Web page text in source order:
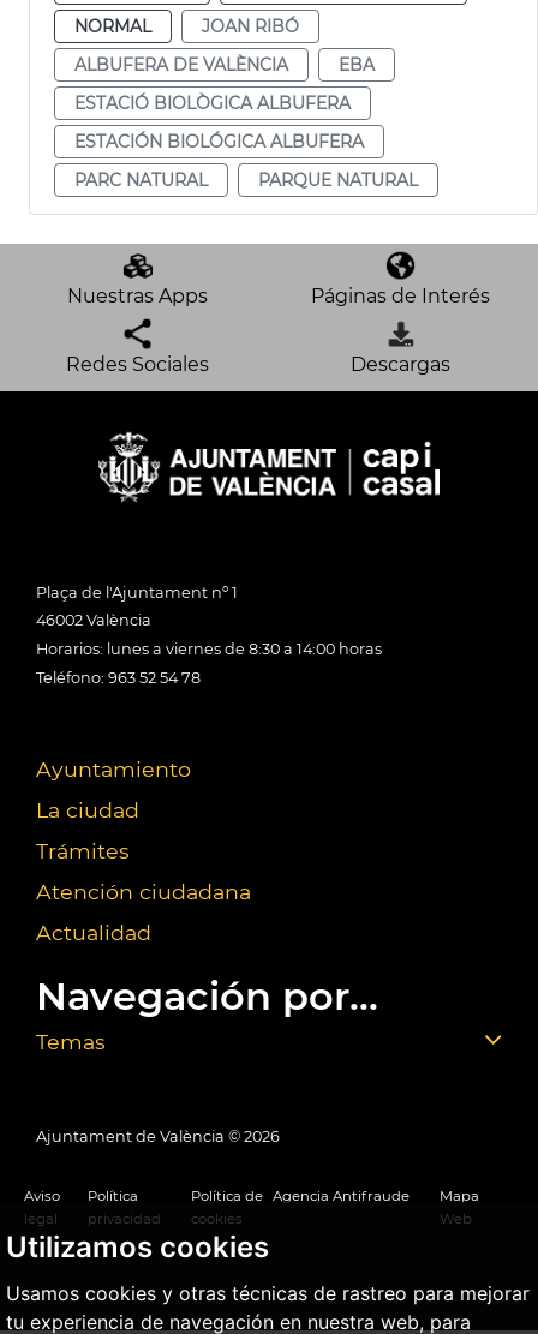
Utilizamos cookies
Usamos cookies y otras técnicas de rastreo para mejorar
tu experiencia de navegación en nuestra web, para
NORMAL
JOAN RIBÓ
ALBUFERA DE VALÈNCIA
EBA
ESTACIÓ BIOLÒGICA ALBUFERA
ESTACIÓN BIOLÓGICA ALBUFERA
PARC NATURAL
PARQUE NATURAL
Nuestras Apps Páginas de Interés
Redes Sociales Descargas
Plaça de l'Ajuntament nº 1
46002 València
Horarios: lunes a viernes de 8:30 a 14:00 horas
Teléfono: 963 52 54 78
Ayuntamiento
La ciudad
Trámites
Atención ciudadana
Actualidad
Navegación por...
Temas
Ajuntament de València © 2026
Aviso
legal
Política
privacidad
Política de
cookies
Agencia Antifraude
Mapa
Web